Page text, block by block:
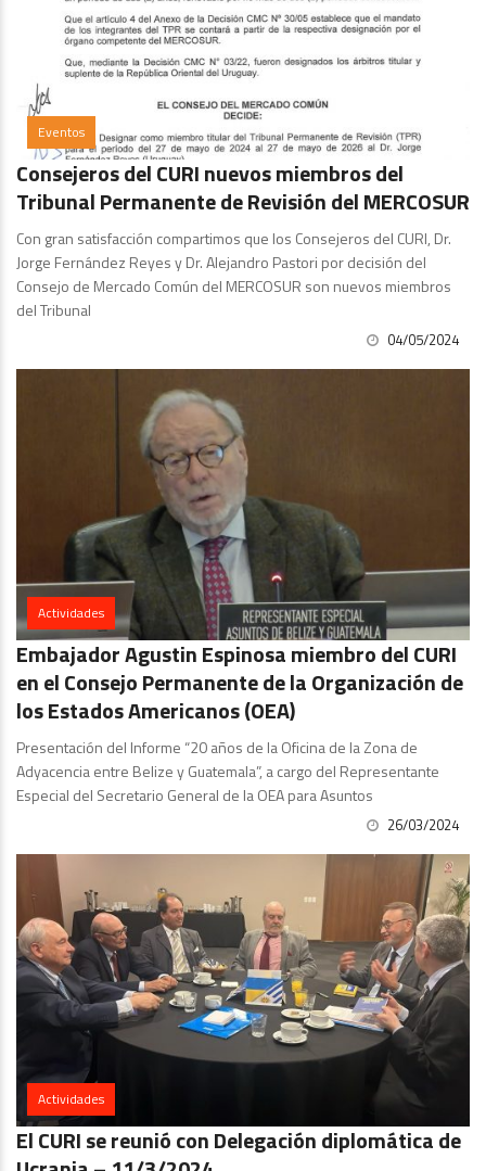
Eventos
Consejeros del CURI nuevos miembros del
Tribunal Permanente de Revisión del MERCOSUR
Con gran satisfacción compartimos que los Consejeros del CURI, Dr.
Jorge Fernández Reyes y Dr. Alejandro Pastori por decisión del
Consejo de Mercado Común del MERCOSUR son nuevos miembros
del Tribunal
04/05/2024
Actividades
Embajador Agustin Espinosa miembro del CURI
en el Consejo Permanente de la Organización de
los Estados Americanos (OEA)
Presentación del Informe “20 años de la Oficina de la Zona de
Adyacencia entre Belize y Guatemala”, a cargo del Representante
Especial del Secretario General de la OEA para Asuntos
26/03/2024
Actividades
El CURI se reunió con Delegación diplomática de